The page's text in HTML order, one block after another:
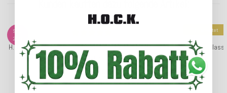
SALE
27%
H.O.C.K. Bizantina Kissen 60x40cm mit Wulst bordeaux - rot
col. 07
ab
19,90 € *
33,99 €
Top bewertet
H.O.C.K.